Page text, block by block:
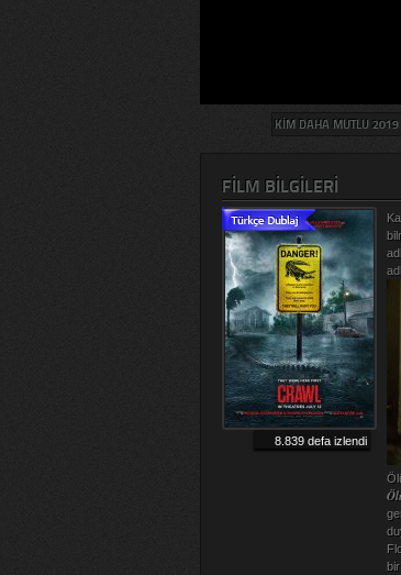
KIM DAHA MUTLU
FILM BILGILERI
8.839 defa izlendi